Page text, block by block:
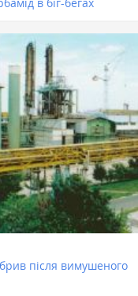
після вимушеного